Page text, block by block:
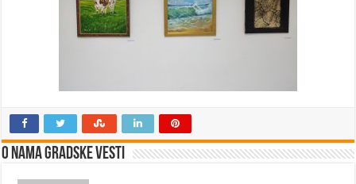
O nama Gradske Vesti